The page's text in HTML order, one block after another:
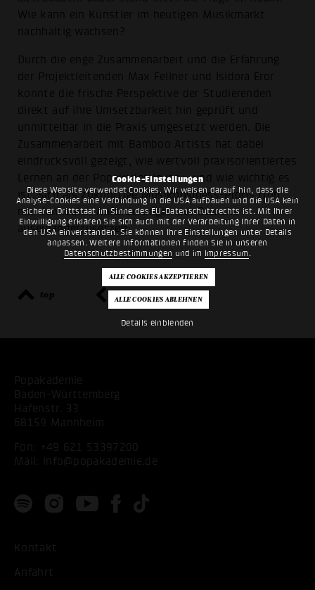
Cookie-Einstellungen
Diese Website verwendet Cookies. Wir weisen darauf hin, dass die
Analyse-Cookies eine Verbindung in die USA aufbauen und die USA kein
sicherer Drittstaat im Sinne des EU-Datenschutzrechts ist. Mit Ihrer
Einwilligung erklären Sie sich auch mit der Verarbeitung Ihrer Daten in
den USA einverstanden. Sie können Ihre Einstellungen unter Details
anpassen. Weitere Informationen finden Sie in unseren
Datenschutzbestimmungen und im Impressum .
Details einblenden
Wie kann ein Künstler im heutigen Musikmarkt
nachhaltig wachsen?
Durch die enge Zusammenarbeit und die Erfahrung
der Projektleitenden Max Fellner und Isidora Eror
konnte die frische Perspektive der Studierenden
direkt auf ihre Umsetzbarkeit hin geprüft und
unmittelbar in die Praxis umgesetzt werden. Die
Zusammenarbeit mit Bamboo Artists hat dabei
eindrucksvoll gezeigt, wie wertvoll praxisorientiertes
Lernen an der Popakademie ist – und wie wichtig es
ist, sich als zukünftige Musikbusiness-Profis früh
mit den realen Anforderungen der Branche
auseinanderzusetzen.
top zurück
Popakademie
Baden-Württemberg
Hafenstr. 33
68159 Mannheim
Fon:
+49 621 53397200
Mail:
info@popakademie.de
Kontakt
Anfahrt